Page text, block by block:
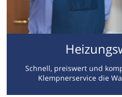
Schnell, preiswert und
Klempnerservice die